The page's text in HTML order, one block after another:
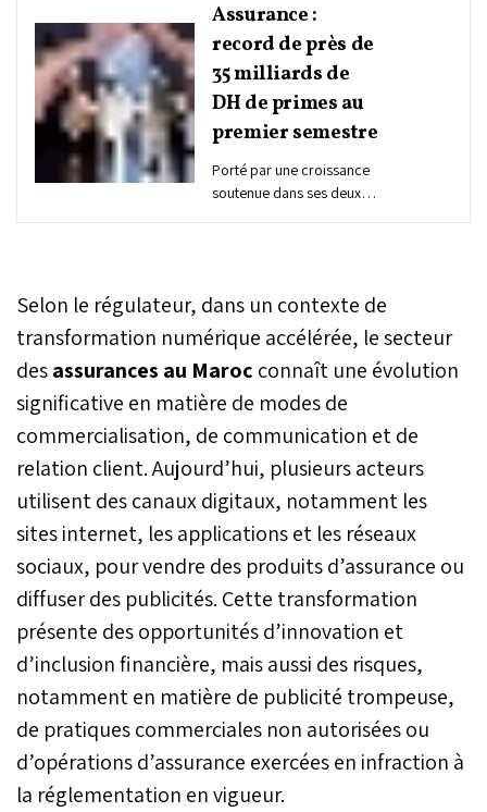
Assurance :
record de près de
35 milliards de
DH de primes au
premier semestre
Porté par une croissance
soutenue dans ses deux
niveau record au premier
semestre 2025. Les primes
émises culminent à près
de 35 milliards de
dirhams, soit une hausse
essentiellement par les
produits d’épargne et le
marché automobile ainsi
que de plusieurs autres
branches en forte
progression.
Selon le régulateur, dans un contexte de
transformation numérique accélérée, le secteur
desassurances au Maroc connaît une évolution
significative en matière de modes de
commercialisation, de communication et de
relation client. Aujourd’hui, plusieurs acteurs
utilisent des canaux digitaux, notamment les
sites internet, les applications et les réseaux
sociaux, pour vendre des produits d’assurance ou
diffuser des publicités. Cette transformation
présente des opportunités d’innovation et
d’inclusion financière, mais aussi des risques,
notamment en matière de publicité trompeuse,
de pratiques commerciales non autorisées ou
d’opérations d’assurance exercées en infraction à
la réglementation en vigueur.